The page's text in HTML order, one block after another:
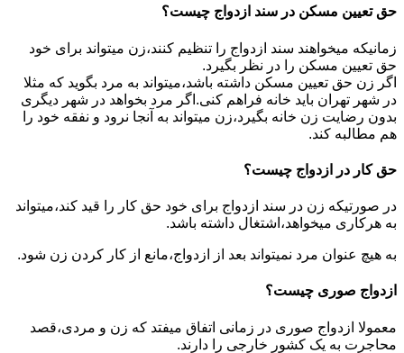
حق تعیین مسکن در سند ازدواج چیست؟
زمانیکه میخواهند سند ازدواج را تنظیم کنند،زن میتواند برای خود
حق تعیین مسکن را در نظر بگیرد.
اگر زن حق تعیین مسکن داشته باشد،میتواند به مرد بگوید که مثلا
در شهر تهران باید خانه فراهم کنی.اگر مرد بخواهد در شهر دیگری
بدون رضایت زن خانه بگیرد،زن میتواند به آنجا نرود و نفقه خود را
هم مطالبه کند.
حق کار در ازدواج چیست؟
در صورتیکه زن در سند ازدواج برای خود حق کار را قید کند،میتواند
به هرکاری میخواهد،اشتغال داشته باشد.
به هیچ عنوان مرد نمیتواند بعد از ازدواج،مانع از کار کردن زن شود.
ازدواج صوری چیست؟
معمولا ازدواج صوری در زمانی اتفاق میفتد که زن و مردی،قصد
محاجرت به یک کشور خارجی را دارند.